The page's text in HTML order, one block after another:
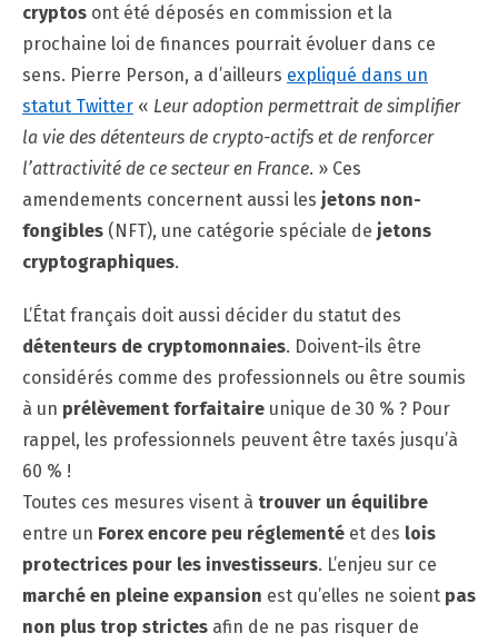
cryptos ont été déposés en commission et la
prochaine loi de finances pourrait évoluer dans ce
sens. Pierre Person, a d’ailleurs expliqué dans un
statut Twitter « Leur adoption permettrait de simplifier
la vie des détenteurs de crypto-actifs et de renforcer
l’attractivité de ce secteur en France. » Ces
amendements concernent aussi les jetons non-
fongibles (NFT), une catégorie spéciale de jetons
cryptographiques.
L’État français doit aussi décider du statut des
détenteurs de cryptomonnaies. Doivent-ils être
considérés comme des professionnels ou être soumis
à un prélèvement forfaitaire unique de 30 % ? Pour
rappel, les professionnels peuvent être taxés jusqu’à
60 % !
Toutes ces mesures visent à trouver un équilibre
entre un Forex encore peu réglementé et des lois
protectrices pour les investisseurs. L’enjeu sur ce
marché en pleine expansion est qu’elles ne soient pas
non plus trop strictes afin de ne pas risquer de